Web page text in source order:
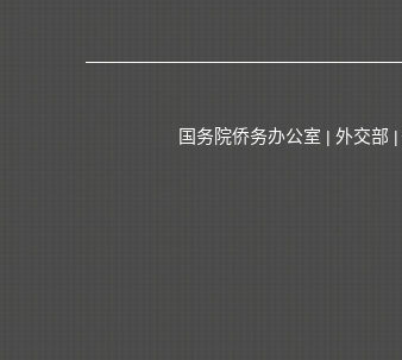
国务院侨务办公室 | 外交部 |